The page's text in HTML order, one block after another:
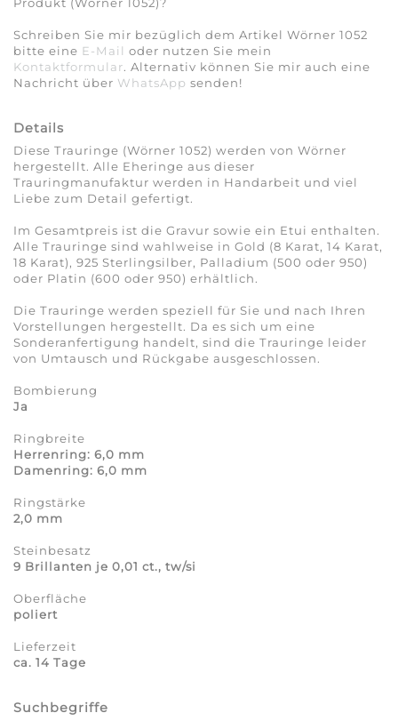
Produkt (Wörner 1052)?
Schreiben Sie mir bezüglich dem Artikel Wörner 1052
bitte eine E-Mail oder nutzen Sie mein
Kontaktformular. Alternativ können Sie mir auch eine
Nachricht über WhatsApp senden!
Details
Diese Trauringe (Wörner 1052) werden von Wörner
hergestellt. Alle Eheringe aus dieser
Trauringmanufaktur werden in Handarbeit und viel
Liebe zum Detail gefertigt.
Im Gesamtpreis ist die Gravur sowie ein Etui enthalten.
Alle Trauringe sind wahlweise in Gold (8 Karat, 14 Karat,
18 Karat), 925 Sterlingsilber, Palladium (500 oder 950)
oder Platin (600 oder 950) erhältlich.
Die Trauringe werden speziell für Sie und nach Ihren
Vorstellungen hergestellt. Da es sich um eine
Sonderanfertigung handelt, sind die Trauringe leider
von Umtausch und Rückgabe ausgeschlossen.
Bombierung
Ja
Ringbreite
Herrenring: 6,0 mm
Damenring: 6,0 mm
Ringstärke
2,0 mm
Steinbesatz
9 Brillanten je 0,01 ct., tw/si
Oberfläche
poliert
Lieferzeit
ca. 14 Tage
Suchbegriffe